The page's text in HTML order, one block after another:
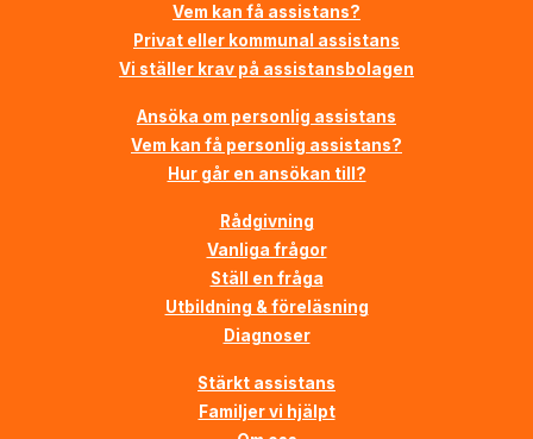
Vem kan få assistans?
Privat eller kommunal assistans
Vi ställer krav på assistansbolagen
Ansöka om personlig assistans
Vem kan få personlig assistans?
Hur går en ansökan till?
Rådgivning
Vanliga frågor
Ställ en fråga
Utbildning & föreläsning
Diagnoser
Stärkt assistans
Familjer vi hjälpt